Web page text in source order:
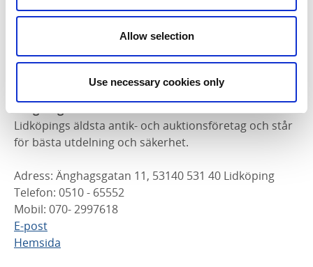
Allow selection
Use necessary cookies only
Telefon: 070 - 8108916
E-post
Lidköpings äldsta antik- och auktionsföretag och står
för bästa utdelning och säkerhet.
Adress: Änghagsgatan 11, 53140 531 40 Lidköping
Telefon: 0510 - 65552
Mobil: 070- 2997618
E-post
Hemsida